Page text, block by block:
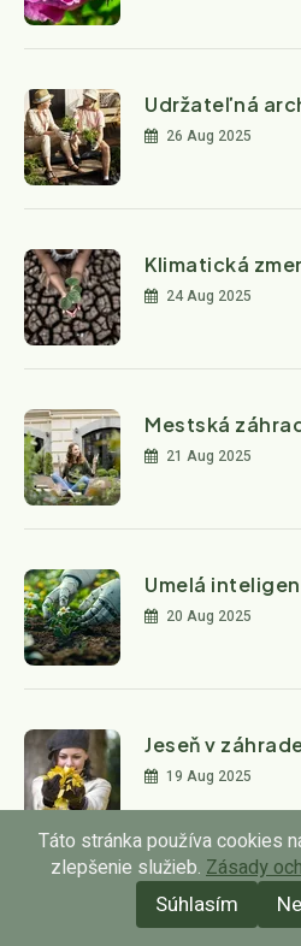
Táto stránka používa cookies
zlepšenie služieb. Zásady
Súhlasím
Udržateľná
26 Aug 2025
Klimatická
24 Aug 2025
Mestská
21 Aug 2025
Umelá
20 Aug 2025
Jeseň v
19 Aug 2025
Bezúdržbová